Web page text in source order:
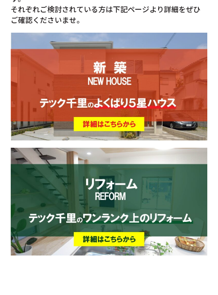
それぞれご検討されている方は下記ページより詳細をぜひ
ご確認くださいませ。